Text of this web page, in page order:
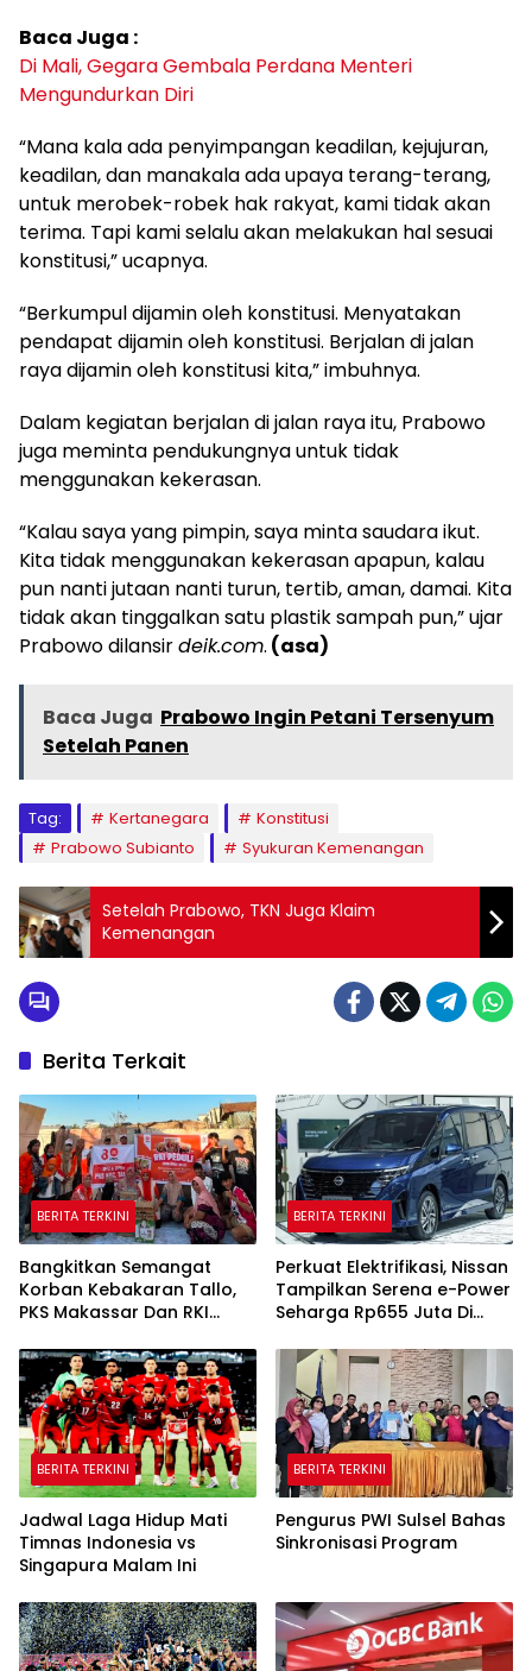
Baca Juga :
Di Mali, Gegara Gembala Perdana Menteri
Mengundurkan Diri
“Mana kala ada penyimpangan keadilan, kejujuran,
keadilan, dan manakala ada upaya terang-terang,
untuk merobek-robek hak rakyat, kami tidak akan
terima. Tapi kami selalu akan melakukan hal sesuai
konstitusi,” ucapnya.
“Berkumpul dijamin oleh konstitusi. Menyatakan
pendapat dijamin oleh konstitusi. Berjalan di jalan
raya dijamin oleh konstitusi kita,” imbuhnya.
Dalam kegiatan berjalan di jalan raya itu, Prabowo
juga meminta pendukungnya untuk tidak
menggunakan kekerasan.
“Kalau saya yang pimpin, saya minta saudara ikut.
Kita tidak menggunakan kekerasan apapun, kalau
pun nanti jutaan nanti turun, tertib, aman, damai. Kita
tidak akan tinggalkan satu plastik sampah pun,” ujar
Prabowo dilansirdeik.com. (asa)
Baca Juga Prabowo Ingin Petani Tersenyum
Setelah Panen
Tag: Kertanegara
Konstitusi
Prabowo Subianto
Syukuran Kemenangan
Setelah Prabowo, TKN Juga Klaim
Kemenangan
Berita Terkait
BERITA TERKINI
Bangkitkan Semangat
Korban Kebakaran Tallo,
PKS Makassar Dan RKI
BERITA TERKINI
Perkuat Elektrifikasi, Nissan
Tampilkan Serena e-Power
Seharga Rp655 Juta Di
BERITA TERKINI
Jadwal Laga Hidup Mati
Timnas Indonesia vs
Singapura Malam Ini
BERITA TERKINI
Pengurus PWI Sulsel Bahas
Sinkronisasi Program